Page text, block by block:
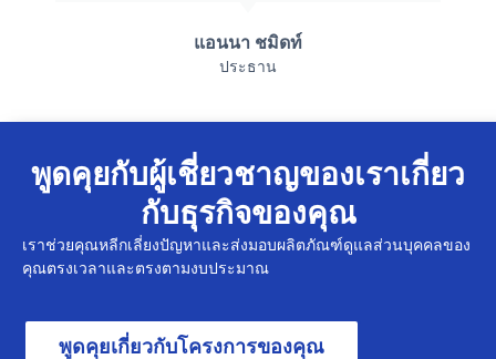
แอนนา ชมิดท์
ประธาน
พูดคุยกับผู้เชี่ยวชาญของเราเกี่ยว
กับธุรกิจของคุณ
เราช่วยคุณหลีกเลี่ยงปัญหาและส่งมอบผลิตภัณฑ์ดูแลส่วนบุคคลของ
คุณตรงเวลาและตรงตามงบประมาณ
พูดคุยเกี่ยวกับโครงการของคุณ